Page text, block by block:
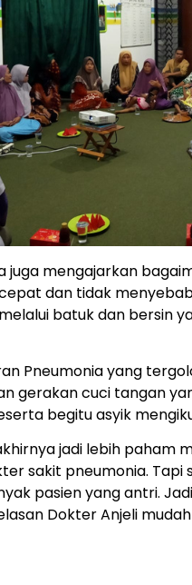
juga mengajarkan
dan tidak
batuk dan bersin
Pneumonia yang
gerakan cuci tangan
begitu asyik
jadi lebih paham
sakit pneumonia.
pasien yang antri.
Dokter Anjeli